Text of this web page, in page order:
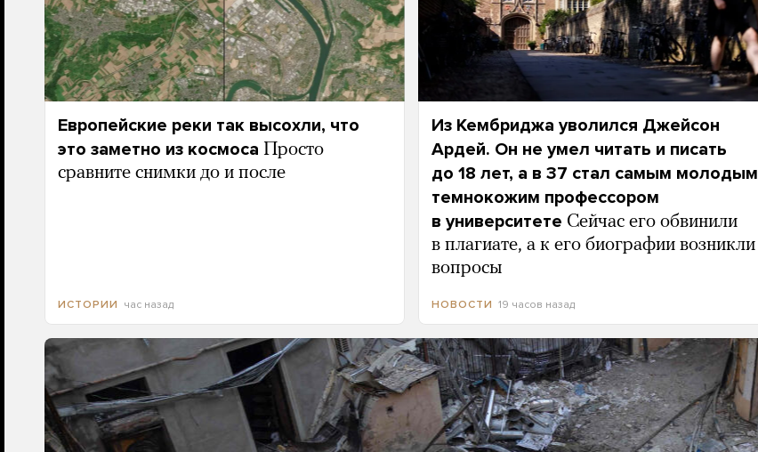
Европейские реки так высохли, что
это заметно из космоса Просто
сравните снимки до и после
ИСТОРИИ час назад
Из Кембриджа уволился Джейсон
Ардей. Он не умел читать и писать
до 18 лет, а в 37 стал самым молодым
темнокожим профессором
в университете Сейчас его обвинили
в плагиате, а к его биографии возникли
вопросы
НОВОСТИ 19 часов назад